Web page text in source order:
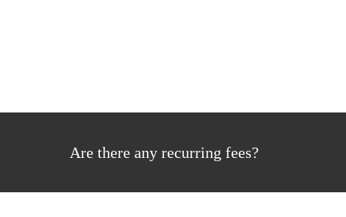
Are there any recurring fees?